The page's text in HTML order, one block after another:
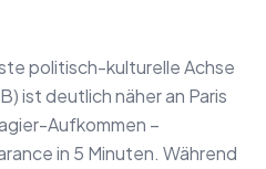
politisch-kulturelle Achse
ist deutlich näher an Paris
Aufkommen –
in 5 Minuten. Während